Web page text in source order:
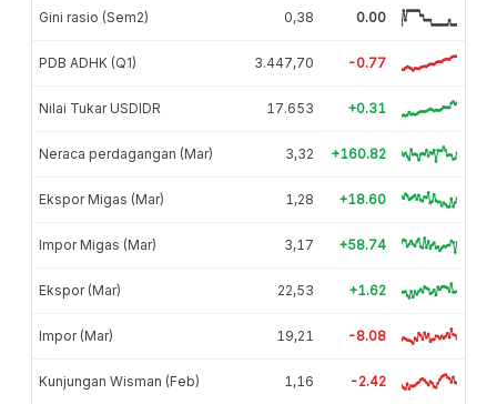
Gini rasio (Sem2) 0,38 0.00
PDB ADHK (Q1) 3.447,70 -0.77
Nilai Tukar USDIDR 17.653 +0.31
Neraca perdagangan (Mar) 3,32 +160.82
Ekspor Migas (Mar) 1,28 +18.60
Impor Migas (Mar) 3,17 +58.74
Ekspor (Mar) 22,53 +1.62
Impor (Mar) 19,21 -8.08
Kunjungan Wisman (Feb) 1,16 -2.42